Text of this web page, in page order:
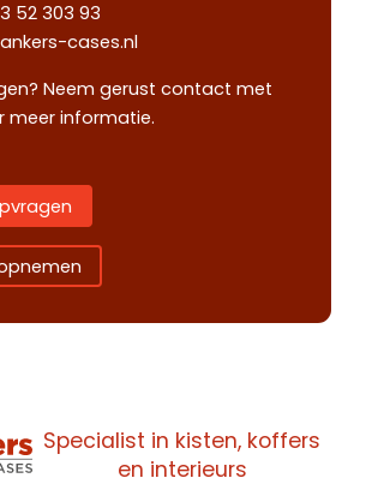
52 303 93
cases.nl
Neem gerust contact met
meer informatie.
Specialist in kisten, koffers
en interieurs
Maak een
Contact
opnemen
Offerte
aanvragen